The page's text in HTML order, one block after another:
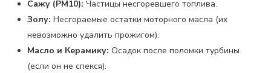
Сажу (PM10): Частицы несгоревшего топлива.
Золу: Несгораемые остатки моторного масла (их
невозможно удалить прожигом).
Масло и Керамику: Осадок после поломки турбины
(если он не спекся).